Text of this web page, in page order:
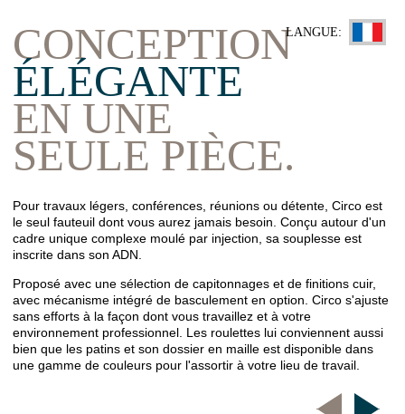
LANGUE:
CONCEPTION
ÉLÉGANTE
EN UNE
SEULE PIÈCE.
Pour travaux légers, conférences, réunions ou détente, Circo est
le seul fauteuil dont vous aurez jamais besoin. Conçu autour d'un
cadre unique complexe moulé par injection, sa souplesse est
inscrite dans son ADN.
Proposé avec une sélection de capitonnages et de finitions cuir,
avec mécanisme intégré de basculement en option. Circo s'ajuste
sans efforts à la façon dont vous travaillez et à votre
environnement professionnel. Les roulettes lui conviennent aussi
bien que les patins et son dossier en maille est disponible dans
une gamme de couleurs pour l'assortir à votre lieu de travail.